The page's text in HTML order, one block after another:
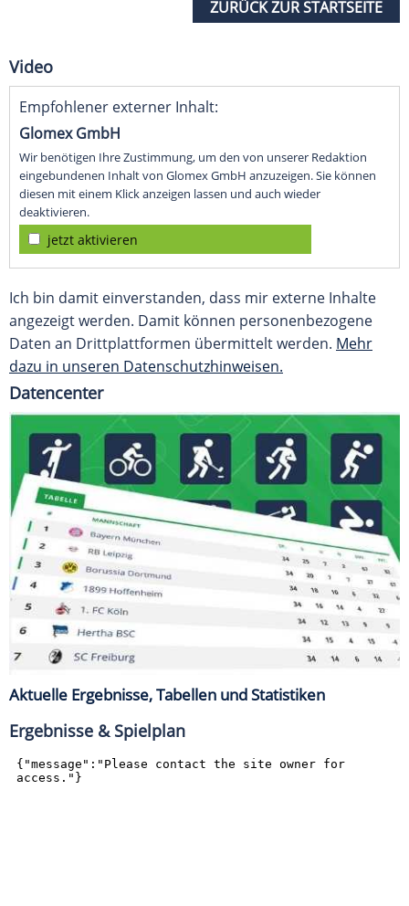
ZURÜCK ZUR STARTSEITE
Video
Empfohlener externer Inhalt:
Glomex GmbH
Wir benötigen Ihre Zustimmung, um den von unserer Redaktion
eingebundenen Inhalt von Glomex GmbH anzuzeigen. Sie können
diesen mit einem Klick anzeigen lassen und auch wieder
deaktivieren.
jetzt aktivieren
Ich bin damit einverstanden, dass mir externe Inhalte
angezeigt werden. Damit können personenbezogene
Daten an Drittplattformen übermittelt werden. Mehr
dazu in unseren Datenschutzhinweisen.
Datencenter
Aktuelle Ergebnisse, Tabellen und Statistiken
Ergebnisse & Spielplan